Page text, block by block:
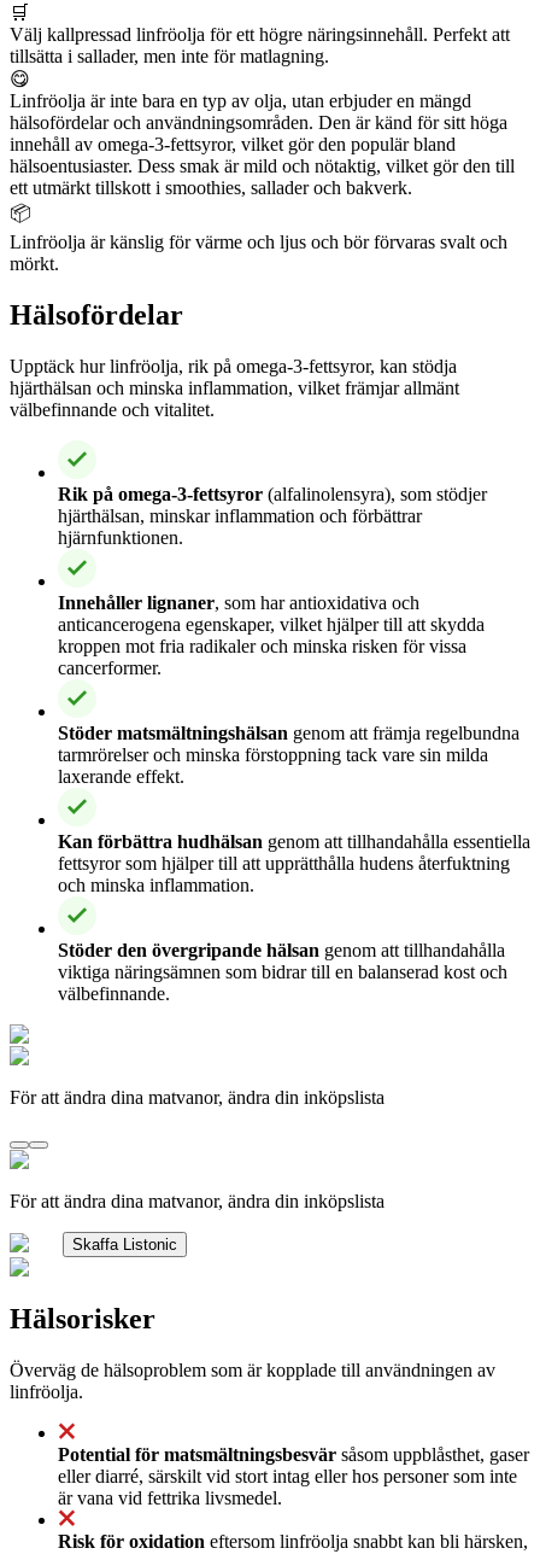
🛒
Välj kallpressad linfröolja för ett högre näringsinnehåll. Perfekt att
tillsätta i sallader, men inte för matlagning.
😋
Linfröolja är inte bara en typ av olja, utan erbjuder en mängd
hälsofördelar och användningsområden. Den är känd för sitt höga
innehåll av omega-3-fettsyror, vilket gör den populär bland
hälsoentusiaster. Dess smak är mild och nötaktig, vilket gör den till
ett utmärkt tillskott i smoothies, sallader och bakverk.
📦
Linfröolja är känslig för värme och ljus och bör förvaras svalt och
mörkt.
Hälsofördelar
Upptäck hur linfröolja, rik på omega-3-fettsyror, kan stödja
hjärthälsan och minska inflammation, vilket främjar allmänt
välbefinnande och vitalitet.
Rik på omega-3-fettsyror (alfalinolensyra), som stödjer
hjärthälsan, minskar inflammation och förbättrar
hjärnfunktionen.
Innehåller lignaner, som har antioxidativa och
anticancerogena egenskaper, vilket hjälper till att skydda
kroppen mot fria radikaler och minska risken för vissa
cancerformer.
Stöder matsmältningshälsan genom att främja regelbundna
tarmrörelser och minska förstoppning tack vare sin milda
laxerande effekt.
Kan förbättra hudhälsan genom att tillhandahålla essentiella
fettsyror som hjälper till att upprätthålla hudens återfuktning
och minska inflammation.
Stöder den övergripande hälsan genom att tillhandahålla
viktiga näringsämnen som bidrar till en balanserad kost och
välbefinnande.
För att ändra dina matvanor, ändra din inköpslista
För att ändra dina matvanor, ändra din inköpslista
Skaffa Listonic
Hälsorisker
Överväg de hälsoproblem som är kopplade till användningen av
linfröolja.
Potential för matsmältningsbesvär såsom uppblåsthet, gaser
eller diarré, särskilt vid stort intag eller hos personer som inte
är vana vid fettrika livsmedel.
Risk för oxidation eftersom linfröolja snabbt kan bli härsken,